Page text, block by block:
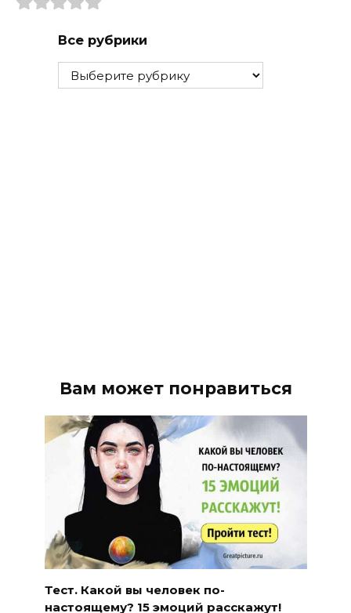
Все рубрики
Все
рубрики
Вам может понравиться
Тест. Какой вы человек по-
настоящему? 15 эмоций расскажут!